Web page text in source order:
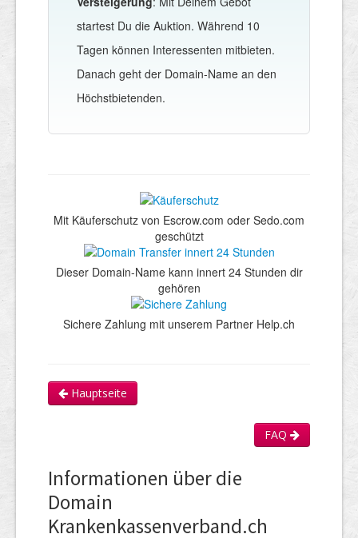
startest Du die Auktion. Während 10
Tagen können Interessenten mitbieten.
Danach geht der Domain-Name an den
Höchstbietenden.
Mit Käuferschutz von Escrow.com oder Sedo.com
geschützt
Dieser Domain-Name kann innert 24 Stunden dir
gehören
Sichere Zahlung mit unserem Partner Help.ch
Hauptseite
FAQ
Informationen über die
Domain
Krankenkassenverband.ch